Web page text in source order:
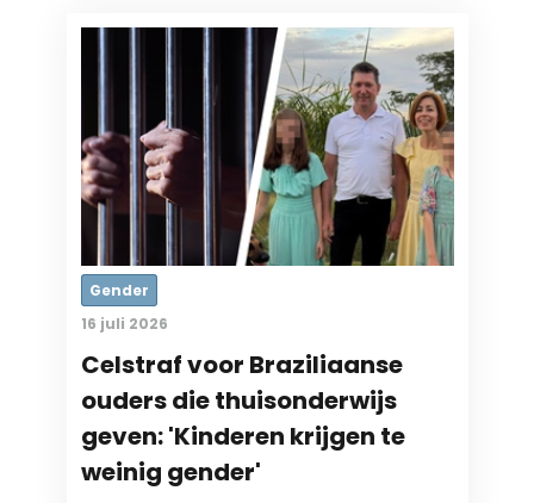
Gender
16 juli 2026
Celstraf voor Braziliaanse
ouders die thuisonderwijs
geven: 'Kinderen krijgen te
weinig gender'